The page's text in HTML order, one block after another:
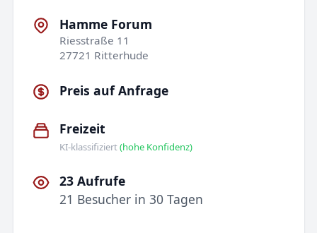
Hamme Forum
Riesstraße 11
27721 Ritterhude
Preis auf Anfrage
Freizeit
KI-klassifiziert(hohe Konfidenz)
23 Aufrufe
21 Besucher in 30 Tagen